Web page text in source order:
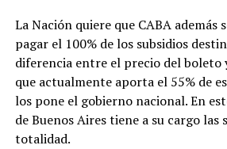
La Nación quiere que CABA además
pagar el 100% de los subsidios
diferencia entre el precio del boleto
que actualmente aporta el 55% de
los pone el gobierno nacional. En
de Buenos Aires tiene a su cargo las
totalidad.